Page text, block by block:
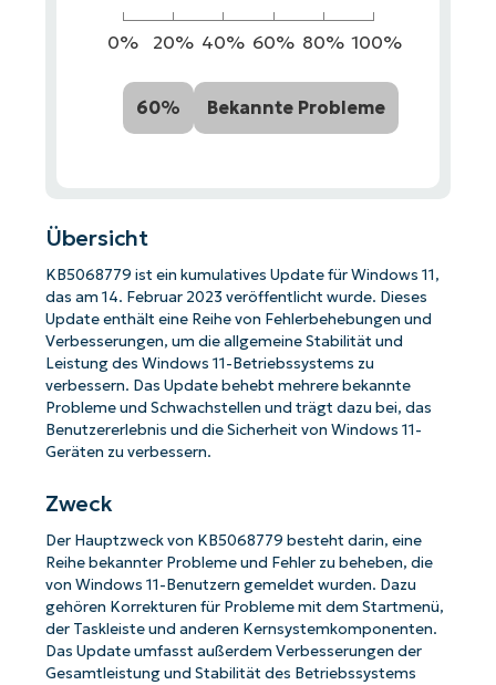
0% 20% 40% 60% 80% 100%
60% Bekannte Probleme
Übersicht
KB5068779 ist ein kumulatives Update für Windows 11,
das am 14. Februar 2023 veröffentlicht wurde. Dieses
Update enthält eine Reihe von Fehlerbehebungen und
Verbesserungen, um die allgemeine Stabilität und
Leistung des Windows 11-Betriebssystems zu
verbessern. Das Update behebt mehrere bekannte
Probleme und Schwachstellen und trägt dazu bei, das
Benutzererlebnis und die Sicherheit von Windows 11-
Geräten zu verbessern.
Zweck
Der Hauptzweck von KB5068779 besteht darin, eine
Reihe bekannter Probleme und Fehler zu beheben, die
von Windows 11-Benutzern gemeldet wurden. Dazu
gehören Korrekturen für Probleme mit dem Startmenü,
der Taskleiste und anderen Kernsystemkomponenten.
Das Update umfasst außerdem Verbesserungen der
Gesamtleistung und Stabilität des Betriebssystems